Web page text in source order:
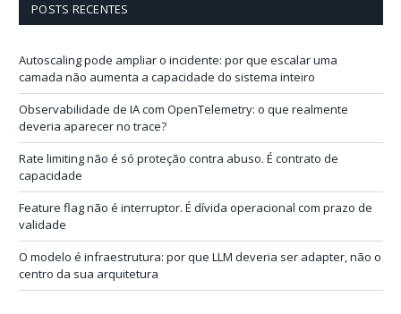
i
l
POSTS RECENTES
Autoscaling pode ampliar o incidente: por que escalar uma
camada não aumenta a capacidade do sistema inteiro
Observabilidade de IA com OpenTelemetry: o que realmente
deveria aparecer no trace?
Rate limiting não é só proteção contra abuso. É contrato de
capacidade
Feature flag não é interruptor. É dívida operacional com prazo de
validade
O modelo é infraestrutura: por que LLM deveria ser adapter, não o
centro da sua arquitetura